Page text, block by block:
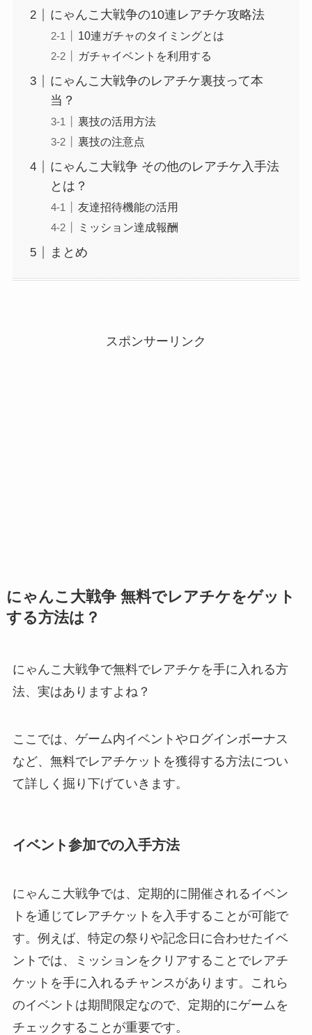
にゃんこ大戦争の10連レアチケ攻略法
10連ガチャのタイミングとは
ガチャイベントを利用する
にゃんこ大戦争のレアチケ裏技って本
当？
裏技の活用方法
裏技の注意点
にゃんこ大戦争 その他のレアチケ入手法
とは？
友達招待機能の活用
ミッション達成報酬
まとめ
スポンサーリンク
にゃんこ大戦争 無料でレアチケをゲット
する方法は？
にゃんこ大戦争で無料でレアチケを手に入れる方
法、実はありますよね？
ここでは、ゲーム内イベントやログインボーナス
など、無料でレアチケットを獲得する方法につい
て詳しく掘り下げていきます。
イベント参加での入手方法
にゃんこ大戦争では、定期的に開催されるイベン
トを通じてレアチケットを入手することが可能で
す。例えば、特定の祭りや記念日に合わせたイベ
ントでは、ミッションをクリアすることでレアチ
ケットを手に入れるチャンスがあります。これら
のイベントは期間限定なので、定期的にゲームを
チェックすることが重要です。